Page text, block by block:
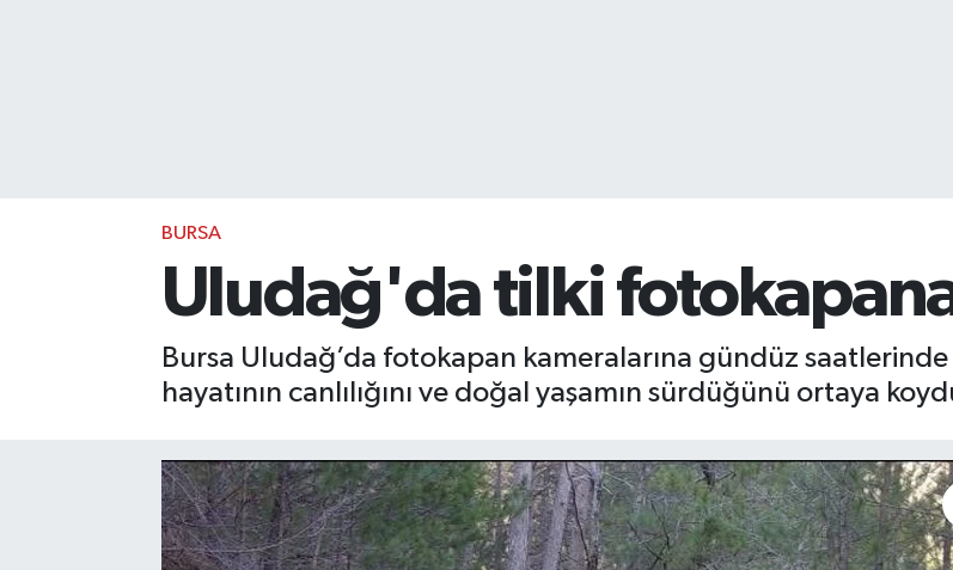
BURSA
Uludağ'da tilki fotokapana
Bursa Uludağ’da fotokapan kameralarına gündüz
hayatının canlılığını ve doğal yaşamın sürdüğünü ortaya